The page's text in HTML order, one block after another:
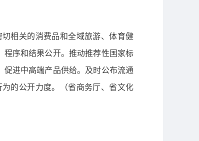
相关的消费品和全域旅游、体育健
序和结果公开。推动推荐性国家标
进中高端产品供给。及时公布流通
的公开力度。（省商务厅、省文化